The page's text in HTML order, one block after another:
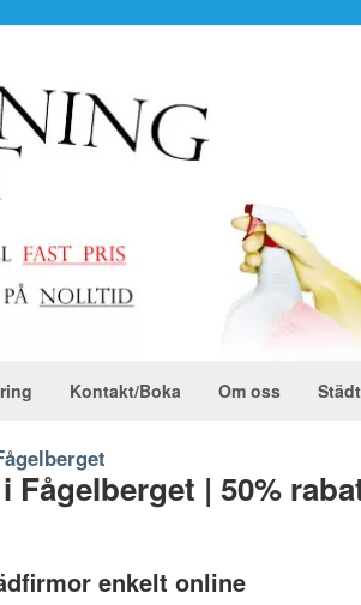
Kontakt/Boka Om oss
| 50%
enkelt online